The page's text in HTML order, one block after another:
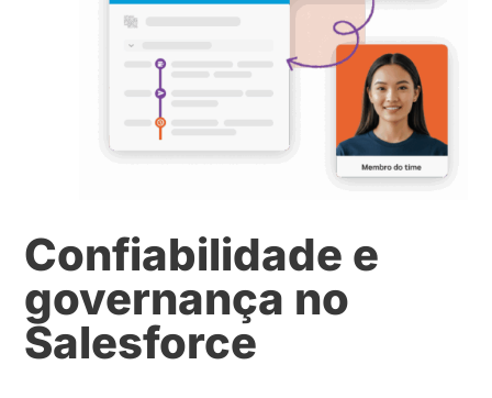
Confiabilidade e
governança no
Salesforce